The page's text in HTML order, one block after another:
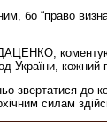
“право
ДАЦЕНКО,
України,
звертатися
силам